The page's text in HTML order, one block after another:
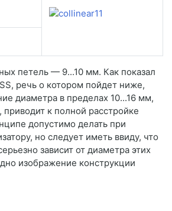
петель — 9...10 мм. Как показал
речь о котором пойдет ниже,
диаметра в пределах 10...16 мм,
приводит к полной расстройке
допустимо делать при
но следует иметь ввиду, что
зависит от диаметра этих
изображение конструкции